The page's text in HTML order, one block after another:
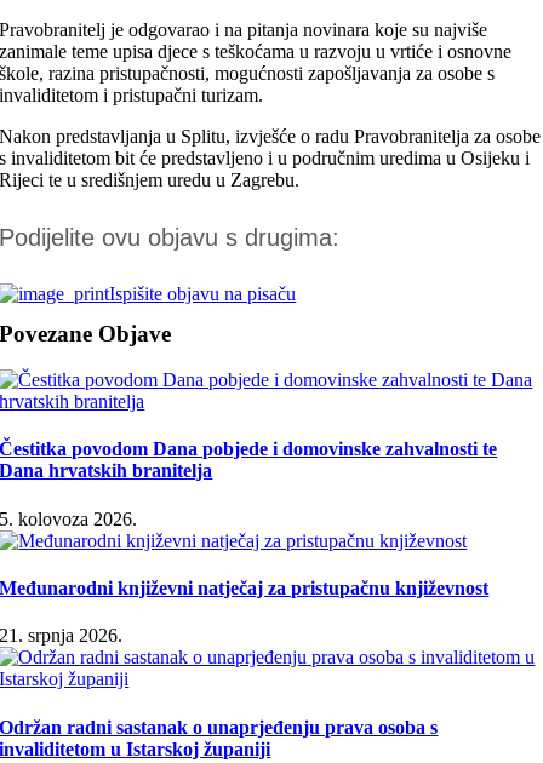
Pravobranitelj je odgovarao i na pitanja novinara koje su najviše
zanimale teme upisa djece s teškoćama u razvoju u vrtiće i osnovne
škole, razina pristupačnosti, mogućnosti zapošljavanja za osobe s
invaliditetom i pristupačni turizam.
Nakon predstavljanja u Splitu, izvješće o radu Pravobranitelja za osobe
s invaliditetom bit će predstavljeno i u područnim uredima u Osijeku i
Rijeci te u središnjem uredu u Zagrebu.
Podijelite ovu objavu s drugima:
Ispišite objavu na pisaču
Povezane Objave
Čestitka povodom Dana pobjede i domovinske zahvalnosti te
Dana hrvatskih branitelja
5. kolovoza 2026.
Međunarodni književni natječaj za pristupačnu književnost
21. srpnja 2026.
Održan radni sastanak o unaprjeđenju prava osoba s
invaliditetom u Istarskoj županiji